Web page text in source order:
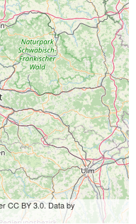
CC BY 3.0. Data by